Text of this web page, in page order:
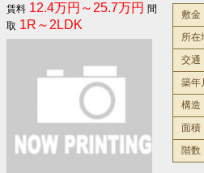
12.4万円～25.7万円
1R～2LDK
敷金
所在
交通
築年
構造
面積
階数